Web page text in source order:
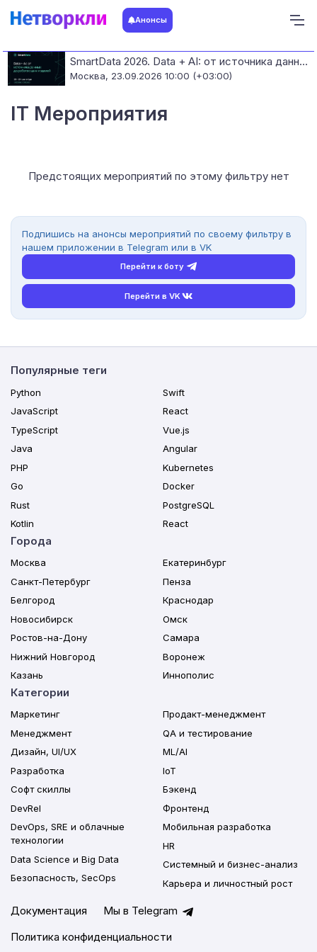
Анонсы
SmartData 2026. Data + AI: от источника данных до работающих моделей
Москва, 23.09.2026 10:00 (+03:00)
IT Мероприятия
Предстоящих мероприятий по этому фильтру нет
Подпишись на анонсы мероприятий по своему фильтру в
нашем приложении в Telegram или в VK
Перейти к боту
Перейти в VK
Популярные теги
Python
JavaScript
TypeScript
Java
PHP
Go
Rust
Kotlin
Swift
React
Vue.js
Angular
Kubernetes
Docker
PostgreSQL
React
Города
Москва
Санкт-Петербург
Белгород
Новосибирск
Ростов-на-Дону
Нижний Новгород
Казань
Екатеринбург
Пенза
Краснодар
Омск
Самара
Воронеж
Иннополис
Категории
Маркетинг
Менеджмент
Дизайн, UI/UX
Разработка
Софт скиллы
DevRel
DevOps, SRE и облачные
технологии
Data Science и Big Data
Безопасность, SecOps
Продакт-менеджмент
QA и тестирование
ML/AI
IoT
Бэкенд
Фронтенд
Мобильная разработка
HR
Системный и бизнес-анализ
Карьера и личностный рост
Документация
Мы в Telegram
Политика конфиденциальности